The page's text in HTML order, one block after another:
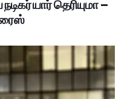
யார் தெரியுமா –